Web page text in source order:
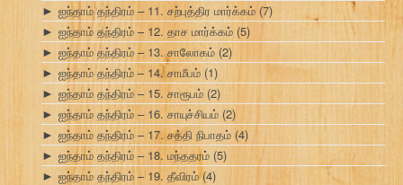
► ஐந்தாம் தந்திரம் – 11. சற்புத்திர மார்க்கம் (7)
► ஐந்தாம் தந்திரம் – 12. தாச மார்க்கம் (5)
► ஐந்தாம் தந்திரம் – 13. சாலோகம் (2)
► ஐந்தாம் தந்திரம் – 14. சாமீபம் (1)
► ஐந்தாம் தந்திரம் – 15. சாரூபம் (2)
► ஐந்தாம் தந்திரம் – 16. சாயுச்சியம் (2)
► ஐந்தாம் தந்திரம் – 17. சத்தி நிபாதம் (4)
► ஐந்தாம் தந்திரம் – 18. மந்ததரம் (5)
► ஐந்தாம் தந்திரம் – 19. தீவிரம்(4)